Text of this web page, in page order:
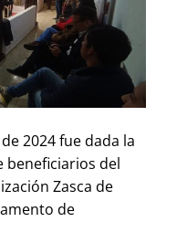
2024 fue dada la
beneficiarios del
Zasca de
de